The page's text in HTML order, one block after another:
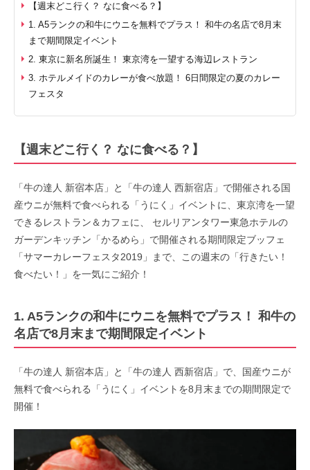
【週末どこ行く？ なに食べる？】
1. A5ランクの和牛にウニを無料でプラス！ 和牛の名店で8月末
まで期間限定イベント
2. 東京に新名所誕生！ 東京湾を一望する海辺レストラン
3. ホテルメイドのカレーが食べ放題！ 6日間限定の夏のカレー
フェスタ
【週末どこ行く？ なに食べる？】
「牛の達人 新宿本店」と「牛の達人 西新宿店」で開催される国
産ウニが無料で食べられる「うにく」イベントに、東京湾を一望
できるレストラン＆カフェに、 セルリアンタワー東急ホテルの
ガーデンキッチン「かるめら」で開催される期間限定ブッフェ
「サマーカレーフェスタ2019」まで、この週末の「行きたい！
食べたい！」を一気にご紹介！
1. A5ランクの和牛にウニを無料でプラス！ 和牛の
名店で8月末まで期間限定イベント
「牛の達人 新宿本店」と「牛の達人 西新宿店」で、国産ウニが
無料で食べられる「うにく」イベントを8月末までの期間限定で
開催！